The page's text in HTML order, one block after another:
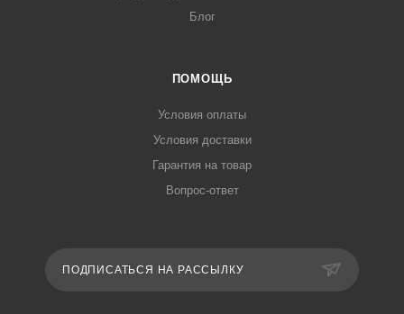
Блог
ПОМОЩЬ
Условия оплаты
Условия доставки
Гарантия на товар
Вопрос-ответ
ПОДПИСАТЬСЯ НА РАССЫЛКУ